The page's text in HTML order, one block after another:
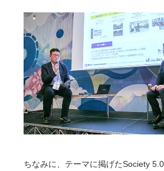
ちなみに、テーマに掲げたSociety